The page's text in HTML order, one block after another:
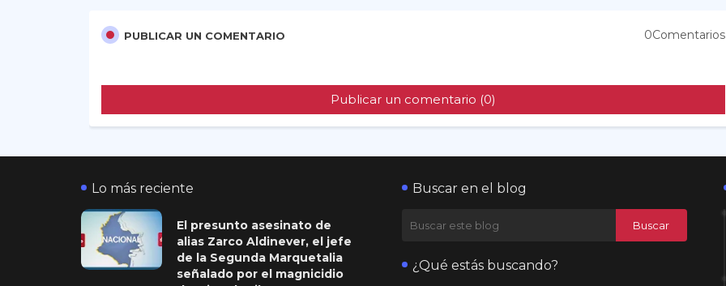
PUBLICAR UN COMENTARIO 0Comentarios
Publicar un comentario (0)
Lo más reciente
El presunto asesinato de
alias Zarco Aldinever, el jefe
de la Segunda Marquetalia
señalado por el magnicidio
Buscar en el blog
¿Qué estás buscando?